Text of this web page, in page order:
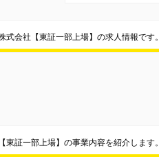
式会社【東証一部上場】の求人情報です。
証一部上場】の事業内容を紹介します。